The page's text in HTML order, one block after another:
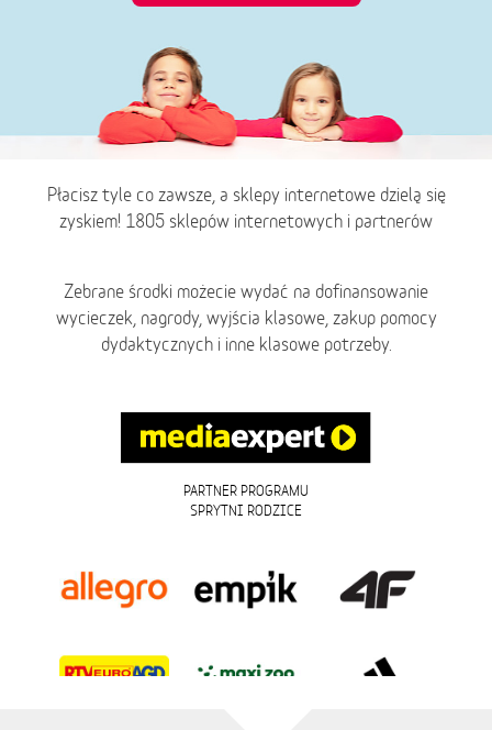
Płacisz tyle co zawsze, a sklepy internetowe dzielą się
zyskiem! 1805 sklepów internetowych i partnerów
Zebrane środki możecie wydać na dofinansowanie
wycieczek, nagrody, wyjścia klasowe, zakup pomocy
dydaktycznych i inne klasowe potrzeby.
PARTNER PROGRAMU
SPRYTNI RODZICE